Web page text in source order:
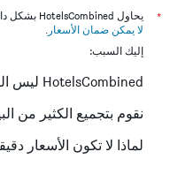
*
يحاول HotelsCombined بشكل دائم الحصول على الأسعار الدقيقة، ولكن
لا يمكن ضمان الأسعار .
إليك السبب:
HotelsCombined ليس البائع
نقوم بتجميع الكثير من
لماذا لا تكون الأسعار دقيقة